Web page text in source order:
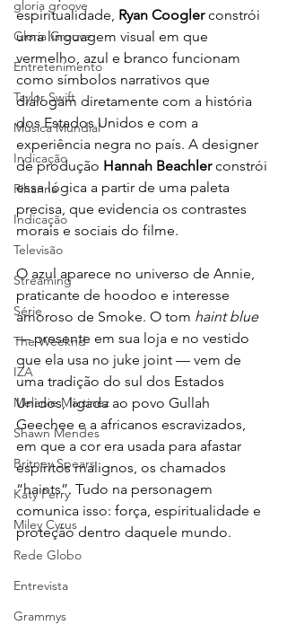
gloria groove
Gloria Groove
Entretenimento
Taylor Swift
Música Mundial
Indicação
Rihanna
Indicação
Televisão
Streaming
Série
The Weeknd
IZA
Melanie Martinez
Shawn Mendes
Britney Spears
Katy Perry
Miley Cyrus
Rede Globo
Entrevista
Grammys
espiritualidade, Ryan Coogler constrói
uma linguagem visual em que
vermelho, azul e branco funcionam
como símbolos narrativos que
dialogam diretamente com a história
dos Estados Unidos e com a
experiência negra no país. A designer
de produção Hannah Beachler constrói
essa lógica a partir de uma paleta
precisa, que evidencia os contrastes
morais e sociais do filme.
O azul aparece no universo de Annie,
praticante de hoodoo e interesse
amoroso de Smoke. O tom haint blue
— presente em sua loja e no vestido
que ela usa no juke joint — vem de
uma tradição do sul dos Estados
Unidos, ligada ao povo Gullah
Geechee e a africanos escravizados,
em que a cor era usada para afastar
espíritos malignos, os chamados
“haints”. Tudo na personagem
comunica isso: força, espiritualidade e
proteção dentro daquele mundo.